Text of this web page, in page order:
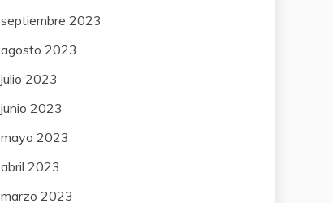
septiembre 2023
agosto 2023
julio 2023
junio 2023
mayo 2023
abril 2023
marzo 2023